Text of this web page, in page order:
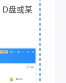
D盘或某